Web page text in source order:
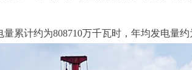
累计约为808710万千瓦时，年均发电量约